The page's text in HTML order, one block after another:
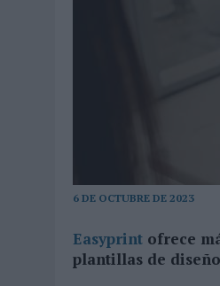
AUDIBLE
‘VUELVE EL
MOVISTAR
EL REAL
KFC
BACK
03/08/2026
PRESENTADO
31/07/2026 | MAKING
6 DE OCTUBRE DE 2023
Easyprint ofrece
plantillas de